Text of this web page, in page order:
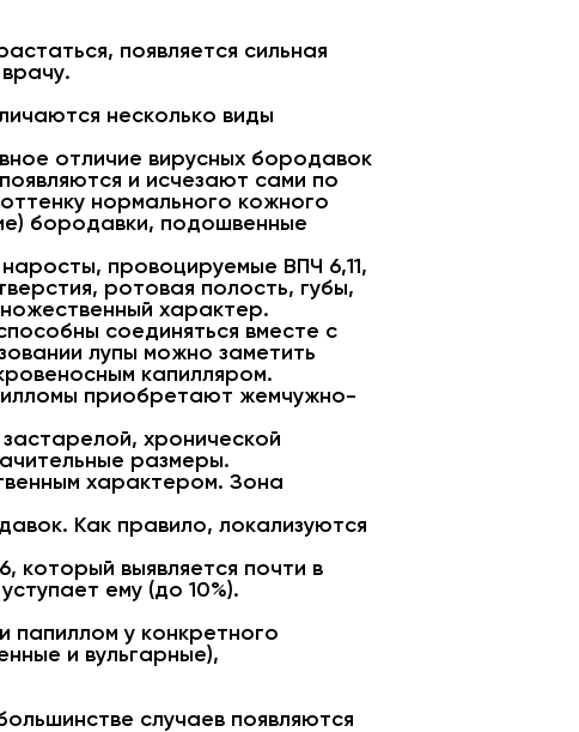
появляется сильная
несколько виды
отличие вирусных бородавок
и исчезают сами по
нормального кожного
бородавки, подошвенные
провоцируемые ВПЧ 6,11,
ротовая полость, губы,
характер.
соединяться вместе с
лупы можно заметить
капилляром.
приобретают жемчужно-
хронической
размеры.
характером. Зона
Как правило, локализуются
который выявляется почти в
ему (до 10%).
папиллом у конкретного
и вульгарные),
случаев появляются